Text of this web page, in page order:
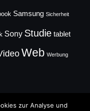
Samsung Sicherheit
Sony Studie tablet
Web Werbung
zur Analyse und